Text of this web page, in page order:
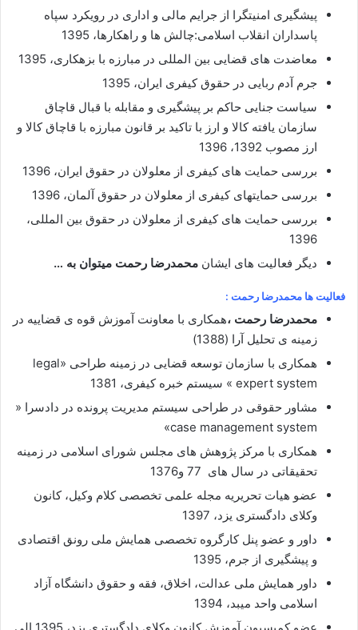
پیشگیری امنیتگرا از جرایم مالی و اداری در رویکرد سپاه
پاسداران انقلاب اسلامی:چالش ها و راهکارها، 1395
معاضدت های قضایی بین المللی در مبارزه با بزهکاری، 1395
جرم آدم ربایی در حقوق کیفری ایران، 1395
سیاست جنایی حاکم بر پیشگیری و مقابله با قبال قاچاق
سازمان یافته کالا و ارز با تاکید بر قانون مبارزه با قاچاق کالا و
ارز مصوب 1392، 1396
بررسی حمایت های کیفری از معلولان در حقوق ایران، 1396
بررسی حمایتهای کیفری از معلولان در حقوق آلمان، 1396
بررسی حمایت های کیفری از معلولان در حقوق بین المللی،
1396
دیگر فعالیت های ایشان محمدرضا رحمت میتوان به …
فعالیت ها محمدرضا رحمت :
محمدرضا رحمت ،همکاری با معاونت آموزش قوه ی قضاییه در
زمینه ی تحلیل آرا (1388)
همکاری با سازمان توسعه قضایی در زمینه طراحی «legal
expert system » سیستم خبره کیفری، 1381
مشاور حقوقی در طراحی سیستم مدیریت پرونده در دادسرا «
case management system»
همکاری با مرکز پژوهش های مجلس شورای اسلامی در زمینه
تحقیقاتی در سال های 77 و1376
عضو هیات تحریریه مجله علمی تخصصی کلام وکیل، کانون
وکلای دادگستری یزد، 1397
داور و عضو پنل کارگروه تخصصی همایش ملی رونق اقتصادی
و پیشگیری از جرم، 1395
داور همایش ملی عدالت، اخلاق، فقه و حقوق دانشگاه آزاد
اسلامی واحد میبد، 1394